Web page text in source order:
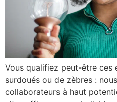
Vous qualifiez peut-être ces
surdoués ou de zèbres :
collaborateurs à haut